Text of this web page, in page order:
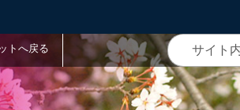
トへ戻る